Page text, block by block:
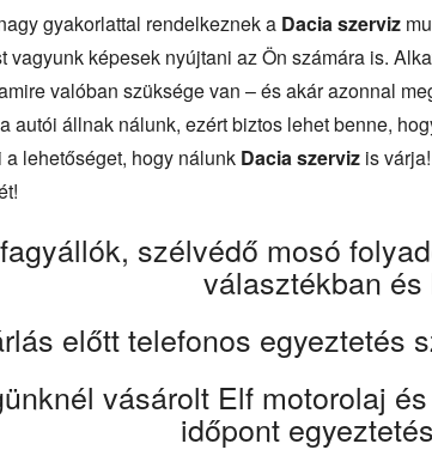
gyakorlattal rendelkeznek a Dacia szerviz
vagyunk képesek nyújtani az Ön számára is.
valóban szüksége van – és akár azonnal
autói állnak nálunk, ezért biztos lehet benne,
a lehetőséget, hogy nálunk Dacia szerviz is
szélvédő mosó
választékban
előtt telefonos egyeztetés
vásárolt Elf motorolaj
időpont